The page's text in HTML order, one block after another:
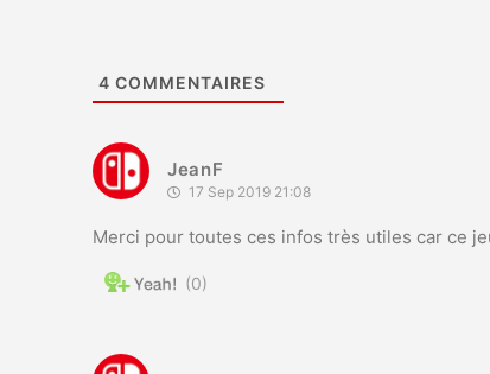
4 COMMENTAIRES
JeanF
17 Sep 2019 21:08
Merci pour toutes ces infos très utiles car ce
0